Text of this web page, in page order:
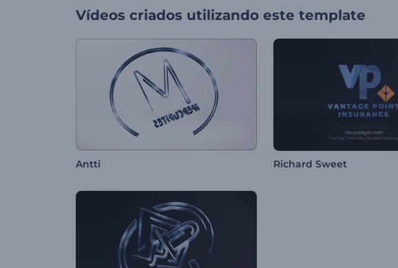
Vídeos criados utilizando este template
Antti Richard Sweet